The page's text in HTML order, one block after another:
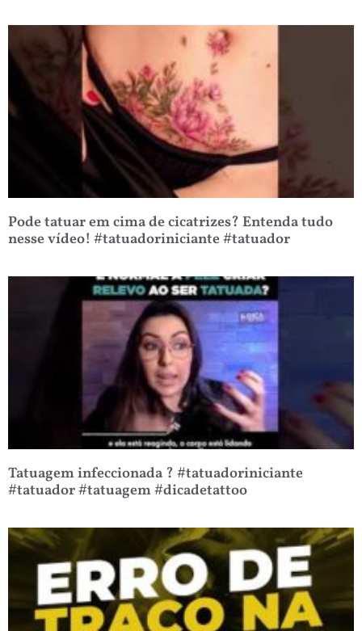
Pode tatuar em cima de cicatrizes? Entenda tudo
nesse vídeo! #tatuadoriniciante #tatuador
Tatuagem infeccionada ? #tatuadoriniciante
#tatuador #tatuagem #dicadetattoo